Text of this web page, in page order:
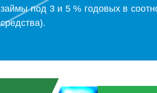
займы под 3 и 5 % годовых в
средства).